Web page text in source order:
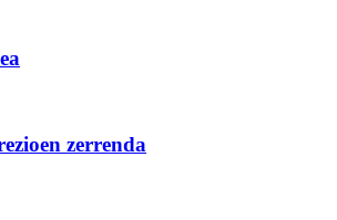
zerrenda